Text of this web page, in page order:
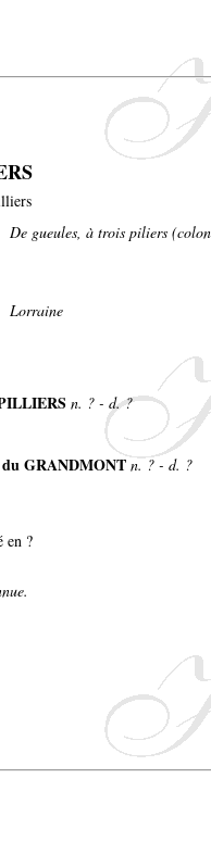
De gueules, à trois piliers
Lorraine
n. ? - d. ?
GRANDMONT n. ? - d. ?
en ?